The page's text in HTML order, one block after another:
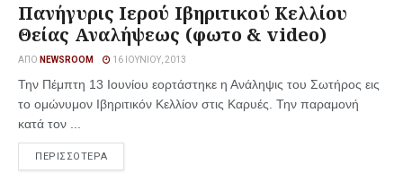
Πανήγυρις Ιερού Ιβηριτικού Κελλίου
Θείας Αναλήψεως (φωτο & video)
ΑΠΌ NEWSROOM 16 ΙΟΥΝΊΟΥ, 2013
Την Πέμπτη 13 Ιουνίου εορτάστηκε η Ανάληψις του Σωτήρος εις
το ομώνυμον Ιβηριτικόν Κελλίον στις Καρυές. Την παραμονή
κατά τον ...
ΠΕΡΙΣΣΟΤΕΡΑ